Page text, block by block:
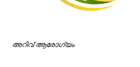
അറിവ് ആരോഗ്യം